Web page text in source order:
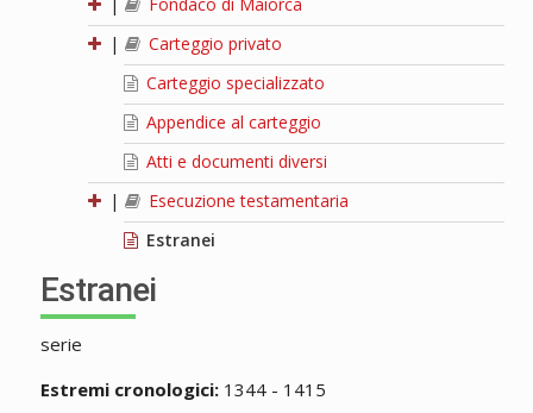
|
Carteggio privato
Carteggio specializzato
Appendice al carteggio
Atti e documenti diversi
|
Esecuzione testamentaria
Estranei
Estranei
serie
Estremi cronologici:1344 - 1415